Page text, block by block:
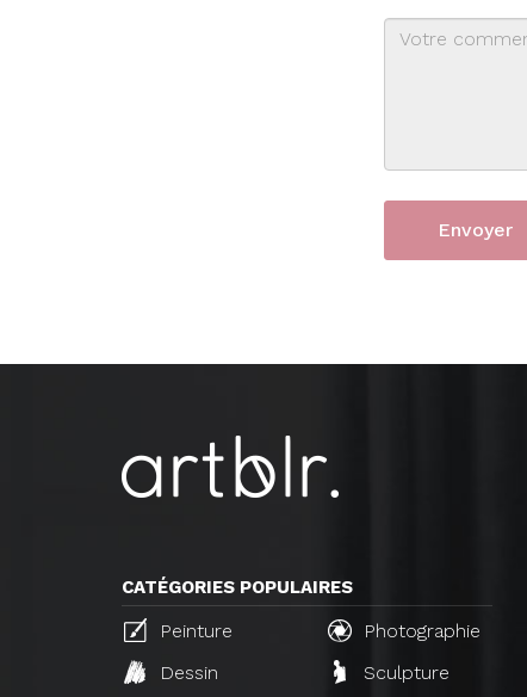
CATÉGORIES POPULAIRES
Peinture
Photographie
Dessin
Sculpture